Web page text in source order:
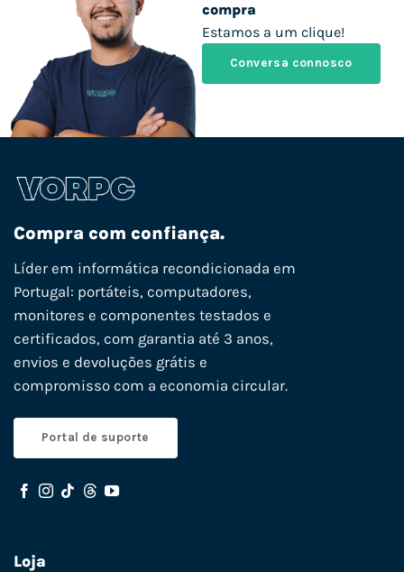
compra
Estamos a um clique!
Conversa connosco
Compra com confiança.
Líder em informática recondicionada em
Portugal: portáteis, computadores,
monitores e componentes testados e
certificados, com garantia até 3 anos,
envios e devoluções grátis e
compromisso com a economia circular.
Portal de suporte
Loja